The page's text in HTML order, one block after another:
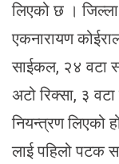
लिएको छ ।
एकनारायण
साईकल, २४ वटा
अटो रिक्सा, ३
नियन्त्रण लिएको
लाई पहिलो पटक